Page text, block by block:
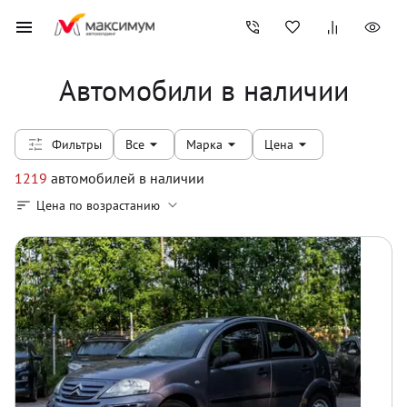
Автомобили в наличии
Фильтры Все Марка Цена
1219 автомобилей в наличии
Цена по возрастанию